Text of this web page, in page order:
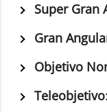
Super Gran
Gran
Objetivo
Teleobjetivo